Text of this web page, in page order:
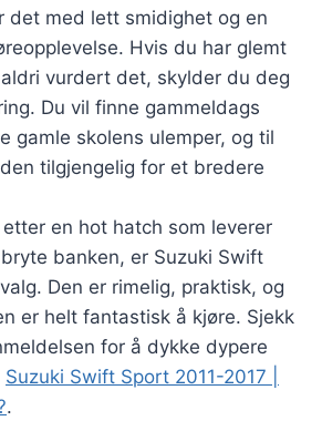
det med lett smidighet og en
Hvis du har glemt
vurdert det, skylder du deg
Du vil finne gammeldags
gamle skolens ulemper, og til
tilgjengelig for et bredere
en hot hatch som leverer
banken, er Suzuki Swift
Den er rimelig, praktisk, og
er helt fantastisk å kjøre. Sjekk
for å dykke dypere
Suzuki Swift Sport 2011-2017 |
.